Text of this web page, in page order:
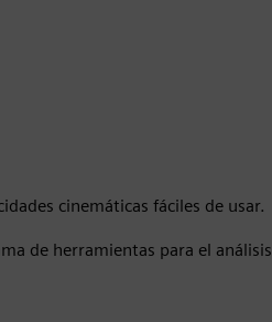
cinemáticas fáciles de usar.
de herramientas para el análisis